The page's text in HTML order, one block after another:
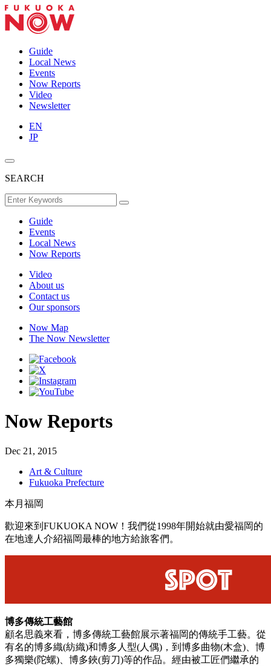
Guide
Local News
Events
Now Reports
Video
Newsletter
EN
JP
SEARCH
Guide
Events
Local News
Now Reports
Video
About us
Contact us
Our sponsors
Now Map
The Now Newsletter
Now Reports
Dec 21, 2015
Art & Culture
Fukuoka Prefecture
本月福岡
歡迎來到FUKUOKA NOW！我們從1998年開始就由愛福岡的
在地達人介紹福岡最棒的地方給旅客們。
博多傳統工藝館
顧名思義來看，博多傳統工藝館展示著福岡的傳統手工藝。從
有名的博多織(紡織)和博多人型(人偶)，到博多曲物(木盒)、博
多獨樂(陀螺)、博多鋏(剪刀)等的作品。經由被工匠們繼承的